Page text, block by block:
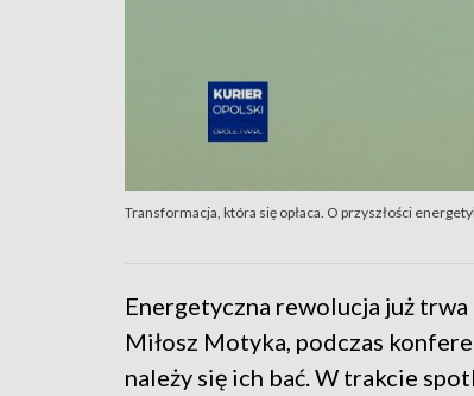
Transformacja, która się opłaca. O przyszłości
Energetyczna rewolucja już
Miłosz Motyka, podczas
należy się ich bać. W trakcie